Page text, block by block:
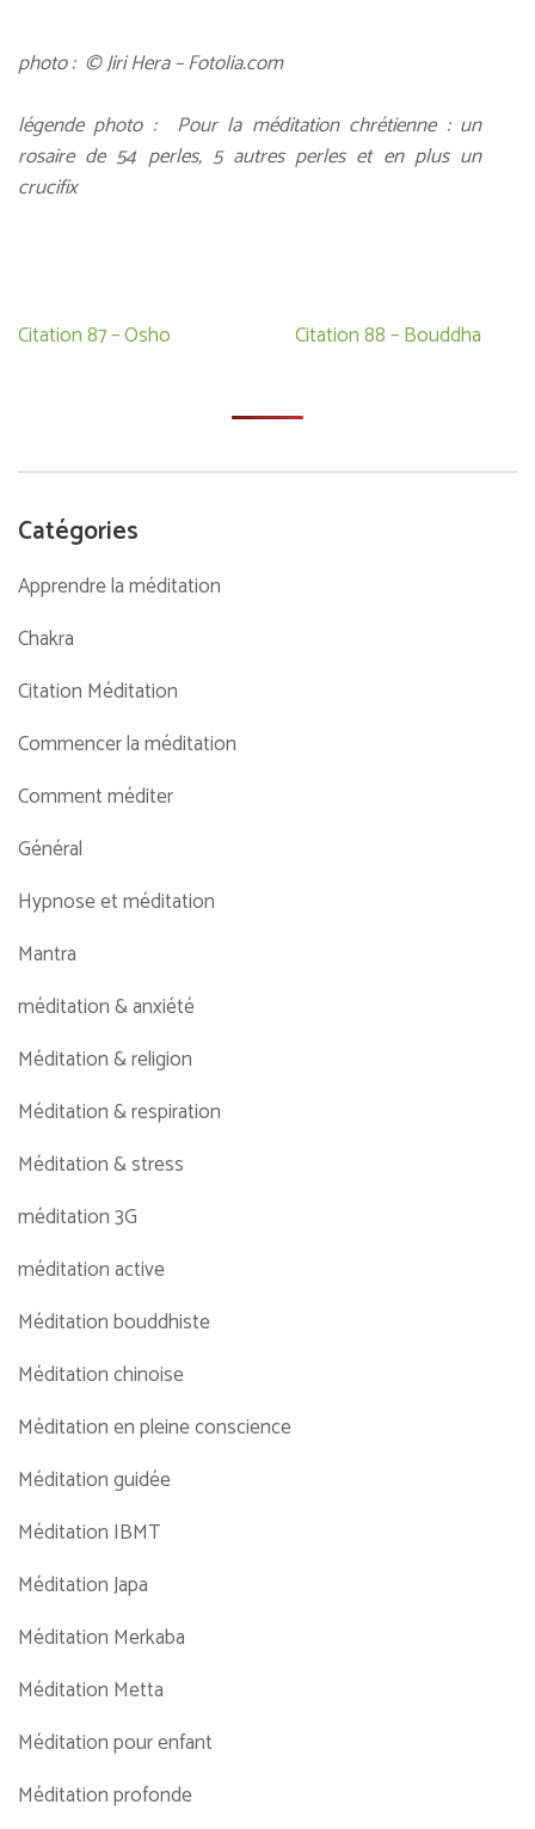
photo : © Jiri Hera – Fotolia.com
légende photo : Pour la méditation chrétienne : un
rosaire de 54 perles, 5 autres perles et en plus un
crucifix
Navigation
Citation 87 – Osho Citation 88 – Bouddha
Catégories
Apprendre la méditation
Chakra
Citation Méditation
Commencer la méditation
Comment méditer
Général
Hypnose et méditation
Mantra
méditation & anxiété
Méditation & religion
Méditation & respiration
Méditation & stress
méditation 3G
méditation active
Méditation bouddhiste
Méditation chinoise
Méditation en pleine conscience
Méditation guidée
Méditation IBMT
Méditation Japa
Méditation Merkaba
Méditation Metta
Méditation pour enfant
Méditation profonde